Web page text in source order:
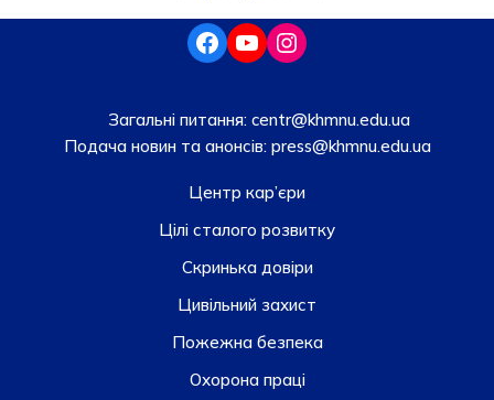
Загальні питання: centr@khmnu.edu.ua
Подача новин та анонсів:press@khmnu.edu.ua
Центр кар’єри
Цілі сталого розвитку
Скринька довiри
Цивільний захист
Пожежна безпека
Охорона праці